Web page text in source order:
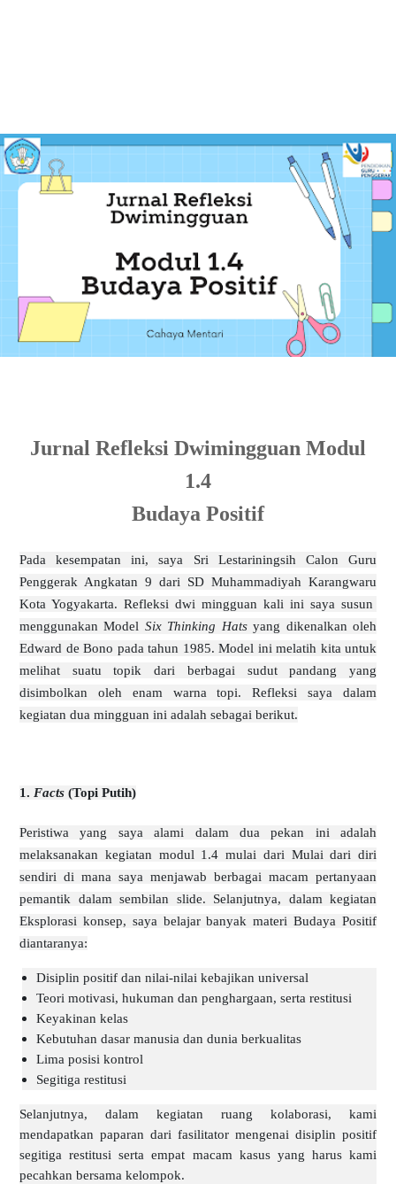
Jurnal Refleksi Dwimingguan Modul
1.4
Budaya Positif
Pada kesempatan ini, saya Sri Lestariningsih Calon Guru
Penggerak Angkatan 9 dari SD Muhammadiyah Karangwaru
Kota Yogyakarta. Refleksi dwi mingguan kali ini saya susun
menggunakan Model Six Thinking Hatsyang dikenalkan oleh
Edward de Bono pada tahun 1985. Model ini melatih kita untuk
melihat suatu topik dari berbagai sudut pandang yang
disimbolkan oleh enam warna topi. Refleksi saya dalam
kegiatan dua mingguan ini adalah sebagai berikut.
1. Facts (Topi Putih)
Peristiwa yang saya alami dalam dua pekan ini adalah
melaksanakan kegiatan modul 1.4 mulai dari Mulai dari diri
sendiri di mana saya menjawab berbagai macam pertanyaan
pemantik dalam sembilan slide. Selanjutnya, dalam kegiatan
Eksplorasi konsep, saya belajar banyak materi Budaya Positif
diantaranya:
Disiplin positif dan nilai-nilai kebajikan universal
Teori motivasi, hukuman dan penghargaan, serta restitusi
Keyakinan kelas
Kebutuhan dasar manusia dan dunia berkualitas
Lima posisi kontrol
Segitiga restitusi
Selanjutnya, dalam kegiatan ruang kolaborasi, kami
mendapatkan paparan dari fasilitator mengenai disiplin positif
segitiga restitusi serta empat macam kasus yang harus kami
pecahkan bersama kelompok.